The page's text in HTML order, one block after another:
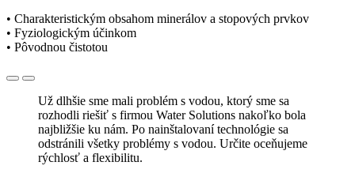
• Charakteristickým obsahom minerálov a stopových prvkov
• Fyziologickým účinkom
• Pôvodnou čistotou
Už dlhšie sme mali problém s vodou, ktorý sme sa
rozhodli riešiť s firmou Water Solutions nakoľko bola
najbližšie ku nám. Po nainštalovaní technológie sa
odstránili všetky problémy s vodou. Určite oceňujeme
rýchlosť a flexibilitu.